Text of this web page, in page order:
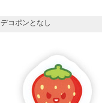
デコポンとなし